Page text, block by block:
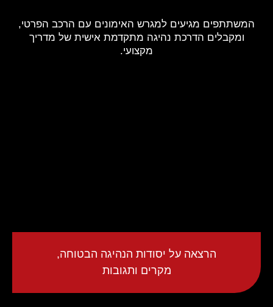
המשתתפים מגיעים למגרש האימונים עם הרכב הפרטי,
ומקבלים הדרכת נהיגה מתקדמת אישית של מדריך
מקצועי.
הרצאה על יסודות הנהיגה הבטוחה,
מקרים ותגובות